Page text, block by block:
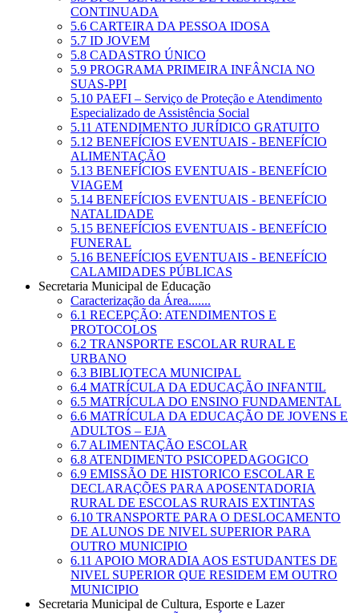
CONTINUADA
5.6 CARTEIRA DA PESSOA IDOSA
5.7 ID JOVEM
5.8 CADASTRO ÚNICO
5.9 PROGRAMA PRIMEIRA INFÂNCIA NO
SUAS-PPI
5.10 PAEFI – Serviço de Proteção e Atendimento
Especializado de Assistência Social
5.11 ATENDIMENTO JURÍDICO GRATUITO
5.12 BENEFÍCIOS EVENTUAIS - BENEFÍCIO
ALIMENTAÇÃO
5.13 BENEFÍCIOS EVENTUAIS - BENEFÍCIO
VIAGEM
5.14 BENEFÍCIOS EVENTUAIS - BENEFÍCIO
NATALIDADE
5.15 BENEFÍCIOS EVENTUAIS - BENEFÍCIO
FUNERAL
5.16 BENEFÍCIOS EVENTUAIS - BENEFÍCIO
CALAMIDADES PÚBLICAS
Secretaria Municipal de Educação
Caracterização da Área.......
6.1 RECEPÇÃO: ATENDIMENTOS E
PROTOCOLOS
6.2 TRANSPORTE ESCOLAR RURAL E
URBANO
6.3 BIBLIOTECA MUNICIPAL
6.4 MATRÍCULA DA EDUCAÇÃO INFANTIL
6.5 MATRÍCULA DO ENSINO FUNDAMENTAL
6.6 MATRÍCULA DA EDUCAÇÃO DE JOVENS E
ADULTOS – EJA
6.7 ALIMENTAÇÃO ESCOLAR
6.8 ATENDIMENTO PSICOPEDAGOGICO
6.9 EMISSÃO DE HISTORICO ESCOLAR E
DECLARAÇÕES PARA APOSENTADORIA
RURAL DE ESCOLAS RURAIS EXTINTAS
6.10 TRANSPORTE PARA O DESLOCAMENTO
DE ALUNOS DE NIVEL SUPERIOR PARA
OUTRO MUNICIPIO
6.11 APOIO MORADIA AOS ESTUDANTES DE
NIVEL SUPERIOR QUE RESIDEM EM OUTRO
MUNICIPIO
Secretaria Municipal de Cultura, Esporte e Lazer